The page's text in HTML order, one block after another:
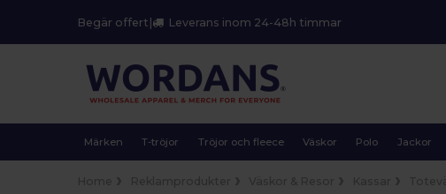
Begär offert | Leverans inom 24-48h timmar
Märken T-tröjor Tröjor och fleece Väskor Polo Jackor